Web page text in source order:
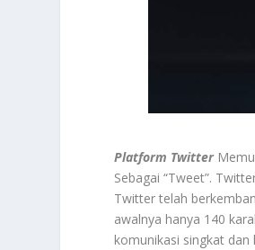
Platform Twitter
Sebagai “Tweet”.
Twitter telah
awalnya hanya 140
komunikasi singkat